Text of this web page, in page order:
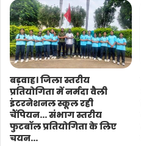
बड़वाह। जिला स्तरीय
प्रतियोगिता में नर्मदा वैली
इंटरनेशनल स्कूल रही
चैंपियन… संभाग स्तरीय
फुटबॉल प्रतियोगिता के लिए
चयन…